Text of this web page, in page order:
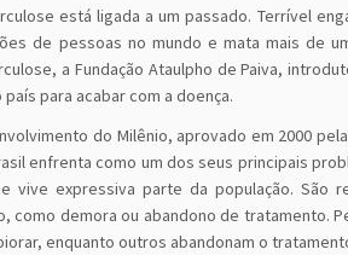
está ligada a um passado. Terrível
de pessoas no mundo e mata mais de
a Fundação Ataulpho de Paiva,
para acabar com a doença.
do Milênio, aprovado em 2000
enfrenta como um dos seus principais
vive expressiva parte da população. São
como demora ou abandono de tratamento.
enquanto outros abandonam o